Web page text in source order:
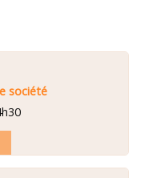
société